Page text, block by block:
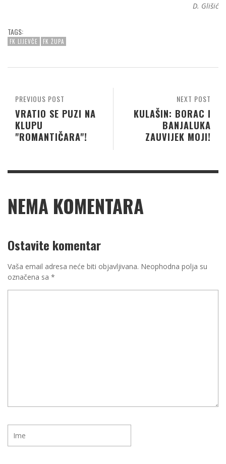
D. Glišić
TAGS:
FK LIJEVČE FK ŽUPA
NEXT POST
KULAŠIN: BORAC I
BANJALUKA
ZAUVIJEK MOJI!
PREVIOUS POST
VRATIO SE PUZI NA
KLUPU
"ROMANTIČARA"!
NEMA KOMENTARA
Ostavite komentar
Vaša email adresa neće biti objavljivana. Neophodna polja su
označena sa *